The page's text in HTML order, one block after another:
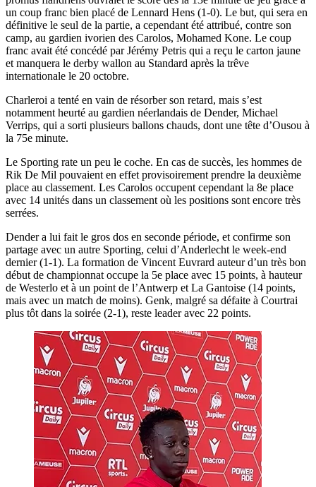
un coup franc bien placé de Lennard Hens (1-0). Le but, qui sera en
définitive le seul de la partie, a cependant été attribué, contre son
camp, au gardien ivorien des Carolos, Mohamed Kone. Le coup
franc avait été concédé par Jérémy Petris qui a reçu le carton jaune
et manquera le derby wallon au Standard après la trêve
internationale le 20 octobre.
Charleroi a tenté en vain de résorber son retard, mais s’est
notamment heurté au gardien néerlandais de Dender, Michael
Verrips, qui a sorti plusieurs ballons chauds, dont une tête d’Ousou à
la 75e minute.
Le Sporting rate un peu le coche. En cas de succès, les hommes de
Rik De Mil pouvaient en effet provisoirement prendre la deuxième
place au classement. Les Carolos occupent cependant la 8e place
avec 14 unités dans un classement où les positions sont encore très
serrées.
Dender a lui fait le gros dos en seconde période, et confirme son
partage avec un autre Sporting, celui d’Anderlecht le week-end
dernier (1-1). La formation de Vincent Euvrard auteur d’un très bon
début de championnat occupe la 5e place avec 15 points, à hauteur
de Westerlo et à un point de l’Antwerp et La Gantoise (14 points,
mais avec un match de moins). Genk, malgré sa défaite à Courtrai
plus tôt dans la soirée (2-1), reste leader avec 22 points.